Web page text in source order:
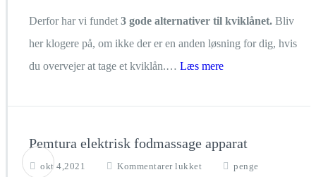
Derfor har vi fundet 3 gode alternativer til kviklånet. Bliv
her klogere på, om ikke der er en anden løsning for dig, hvis
du overvejer at tage et kviklån.… Læs mere
Pemtura elektrisk fodmassage apparat
okt 4,2021 Kommentarer lukket penge